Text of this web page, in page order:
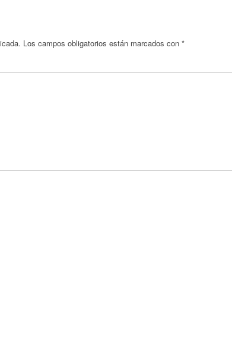
Los campos obligatorios están marcados con *